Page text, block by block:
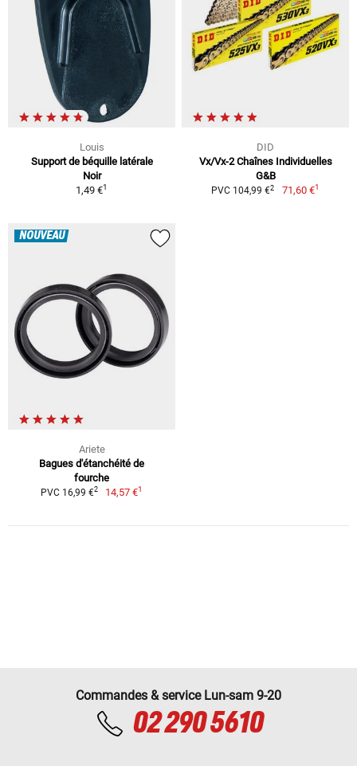
Louis
Support de béquille latérale
Noir
1,49 €1
DID
Vx/Vx-2 Chaînes Individuelles
G&B
PVC 104,99 €2 71,60 €1
NOUVEAU
Ariete
Bagues d'étanchéité de
fourche
PVC 16,99 €2 14,57 €1
Commandes & service Lun-sam 9-20
02 290 5610